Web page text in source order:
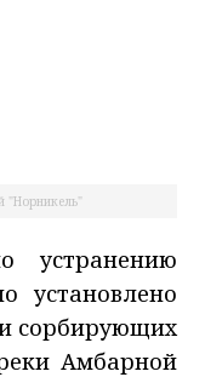
"Норникель"
устранению
установлено
сорбирующих
Амбарной